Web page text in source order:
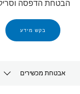
הבטחת הדפסה
בקש מידע
אבטחת מכשירים